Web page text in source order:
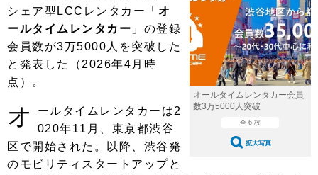
注目の記事
ショップレポート 愛車 File
自動車豆知識 ストップ！不具合修理＆粗悪修理
ディテイリング
ディテイリング 洗車
コーティング
フィルム・ラッピング
鈑金・塗装
防錆
ストップ 不具合修理＆粗悪修理
カーメーカー「旧車」関連プロジェ
クト
コラム
ショップ紹介
ショップレポート
レストア
オールタイムレンタカー会員
数3万5000人突破
全 6 枚
拡大写真
シェア型LCCレンタカー「 オ
ールタイムレンタカー 」の登録
会員数が3万5000人を突破した
と発表した（2026年4月時
点）。
オ
ールタイムレンタカーは2
020年11月、東京都渋谷
区で開始された。以降、渋谷発
のモビリティスタートアップと